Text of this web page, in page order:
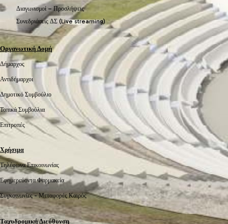
Διαγωνισμοί – Προσλήψεις
Συνεδριάσεις ΔΣ (Live streaming)
Οργανωτική Δομή
Δήμαρχος
Αντιδήμαρχοι
Δημοτικό Συμβούλιο
Τοπικά Συμβούλια
Επιτροπές
Χρήσιμα
Τηλέφωνα Επικοινωνίας
Εφημερεύοντα Φαρμακεία
Συγκοινωνίες -Μεταφορές Καιρός
Ταχυδρομική Διεύθυνση